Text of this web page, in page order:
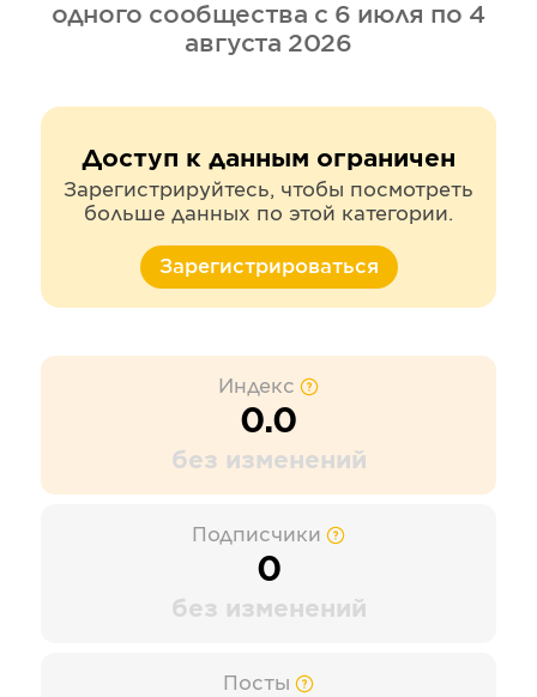
одного сообщества с 6 июля по 4
августа 2026
Доступ к данным ограничен
Зарегистрируйтесь, чтобы посмотреть
больше данных по этой категории.
Зарегистрироваться
Индекс
0.0
без изменений
Подписчики
0
без изменений
Посты